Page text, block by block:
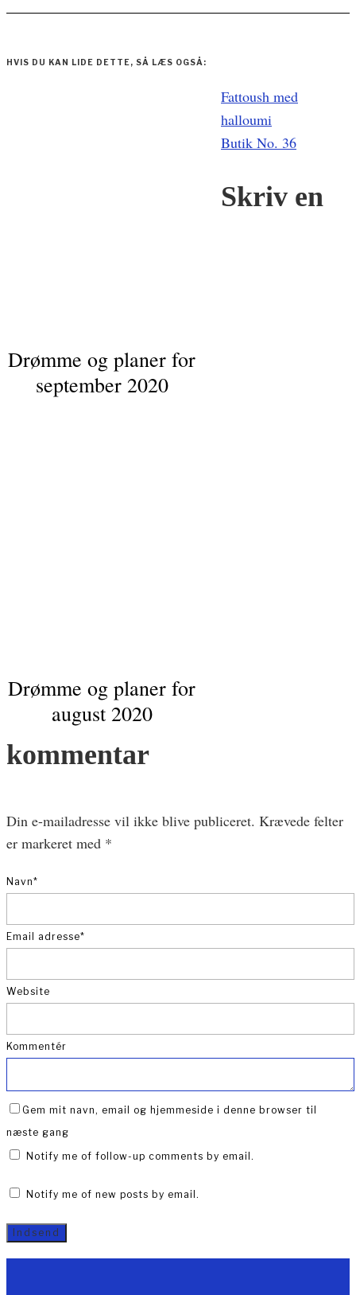
HVIS DU KAN LIDE DETTE, SÅ LÆS OGSÅ:
Drømme og planer for
september 2020
Drømme og planer for
august 2020
IndlægsnavigationFattoush med
halloumi
Butik No. 36
Skriv en
kommentar
Din e-mailadresse vil ikke blive publiceret. Krævede felter
er markeret med *
Navn*
Email adresse*
Website
Kommentér
Gem mit navn, email og hjemmeside i denne browser til
næste gang
Notify me of follow-up comments by email.
Notify me of new posts by email.